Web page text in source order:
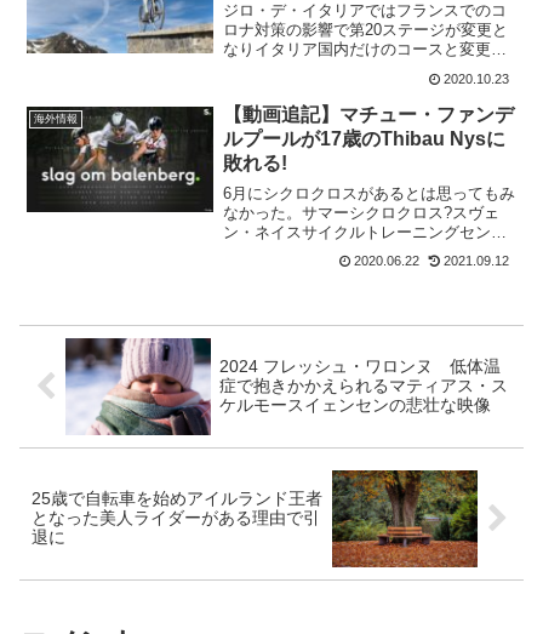
ジロ・デ・イタリアではフランスでのコ
ロナ対策の影響で第20ステージが変更と
なりイタリア国内だけのコースと変更に
なった。ブエルタ第6ステージは、コルデ
ュポルタレットでフランス国境を越え、
オービスク峠を越えて、ツールマレー峠
でのフィニッシュで締...
2020.10.23
海外情報
【動画追記】マチュー・ファンデ
ルプールが17歳のThibau Nysに
敗れる!
6月にシクロクロスがあるとは思ってもみ
なかった。サマーシクロクロス?スヴェ
ン・ネイスサイクルトレーニングセンタ
ーで行われたslag om balenbergでは、11
名の男女トップシクロクロッサーが対
2020.06.22 2021.09.12
2024 フレッシュ・ワロンヌ 低体温
症で抱きかかえられるマティアス・ス
ケルモースイェンセンの悲壮な映像
25歳で自転車を始めアイルランド王者
となった美人ライダーがある理由で引
退に